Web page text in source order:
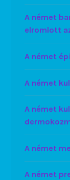
A német
elromlott
A német
A német
A német
A német
A német